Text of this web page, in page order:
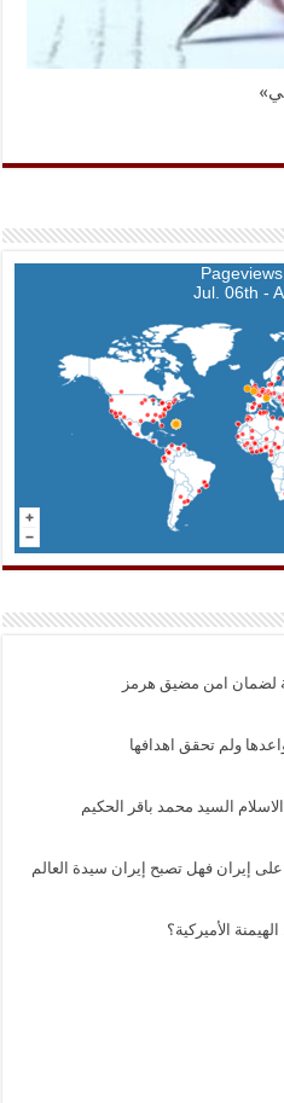
Jul. 06th -
لضمان امن مضيق هرمز
ولم تحقق اهدافها
السيد محمد باقر الحكيم
إيران فهل تصبح إيران سيدة العالم
الأميركية؟